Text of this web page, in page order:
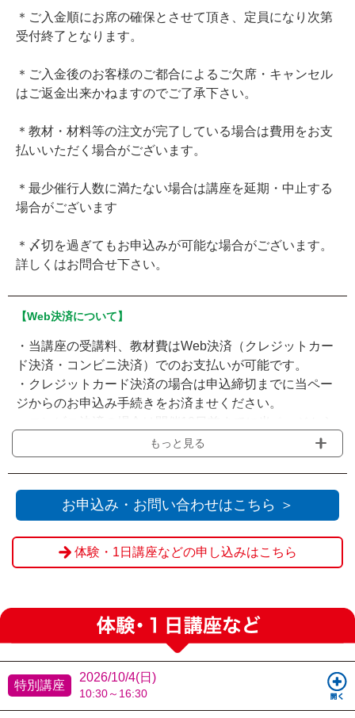
＊ご入金順にお席の確保とさせて頂き、定員になり次第
受付終了となります。
＊ご入金後のお客様のご都合によるご欠席・キャンセル
はご返金出来かねますのでご了承下さい。
＊教材・材料等の注文が完了している場合は費用をお支
払いいただく場合がございます。
＊最少催行人数に満たない場合は講座を延期・中止する
場合がございます
＊〆切を過ぎてもお申込みが可能な場合がございます。
詳しくはお問合せ下さい。
【Web決済について】
・当講座の受講料、教材費はWeb決済（クレジットカー
ド決済・コンビニ決済）でのお支払いが可能です。
・クレジットカード決済の場合は申込締切までに当ペー
ジからのお申込み手続きをお済ませください。
お申込みいただき、申込締切までに選択されたコンビニ
でのお支払いをお願いいたします。
済を利用せず送信』をクリックください。
※教材費・認定料は当日現金にてお支払いいただきま
ャンセルの場合、ご返金は致しかねます。
もっと見る
お申込み・お問い合わせはこちら ＞
体験・1日講座などの申し込みはこちら
特別講座
2026/10/4(日)
10:30～16:30